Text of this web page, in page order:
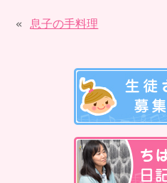
«息子の手料理